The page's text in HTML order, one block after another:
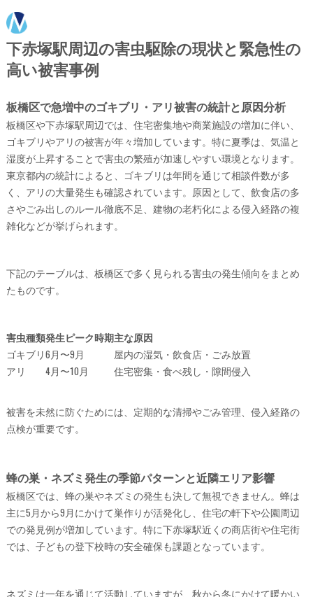
下赤塚駅周辺の害虫駆除の現状と緊急性の
高い被害事例
板橋区で急増中のゴキブリ・アリ被害の統計と原因分析
板橋区や下赤塚駅周辺では、住宅密集地や商業施設の増加に伴い、
ゴキブリやアリの被害が年々増加しています。特に夏季は、気温と
湿度が上昇することで害虫の繁殖が加速しやすい環境となります。
東京都内の統計によると、ゴキブリは年間を通じて相談件数が多
く、アリの大量発生も確認されています。原因として、飲食店の多
さやごみ出しのルール徹底不足、建物の老朽化による侵入経路の複
雑化などが挙げられます。
下記のテーブルは、板橋区で多く見られる害虫の発生傾向をまとめ
たものです。
害虫種類発生ピーク時期主な原因
ゴキブリ6月〜9月
屋内の湿気・飲食店・ごみ放置
アリ
4月〜10月 住宅密集・食べ残し・隙間侵入
被害を未然に防ぐためには、定期的な清掃やごみ管理、侵入経路の
点検が重要です。
蜂の巣・ネズミ発生の季節パターンと近隣エリア影響
板橋区では、蜂の巣やネズミの発生も決して無視できません。蜂は
主に5月から9月にかけて巣作りが活発化し、住宅の軒下や公園周辺
での発見例が増加しています。特に下赤塚駅近くの商店街や住宅街
では、子どもの登下校時の安全確保も課題となっています。
ネズミは一年を通じて活動していますが、秋から冬にかけて暖かい